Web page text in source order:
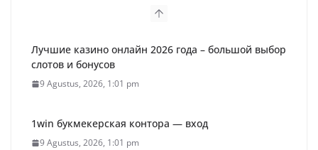
Лучшие казино онлайн 2026 года – большой выбор
слотов и бонусов
9 Agustus, 2026, 1:01 pm
1win букмекерская контора — вход
9 Agustus, 2026, 1:01 pm